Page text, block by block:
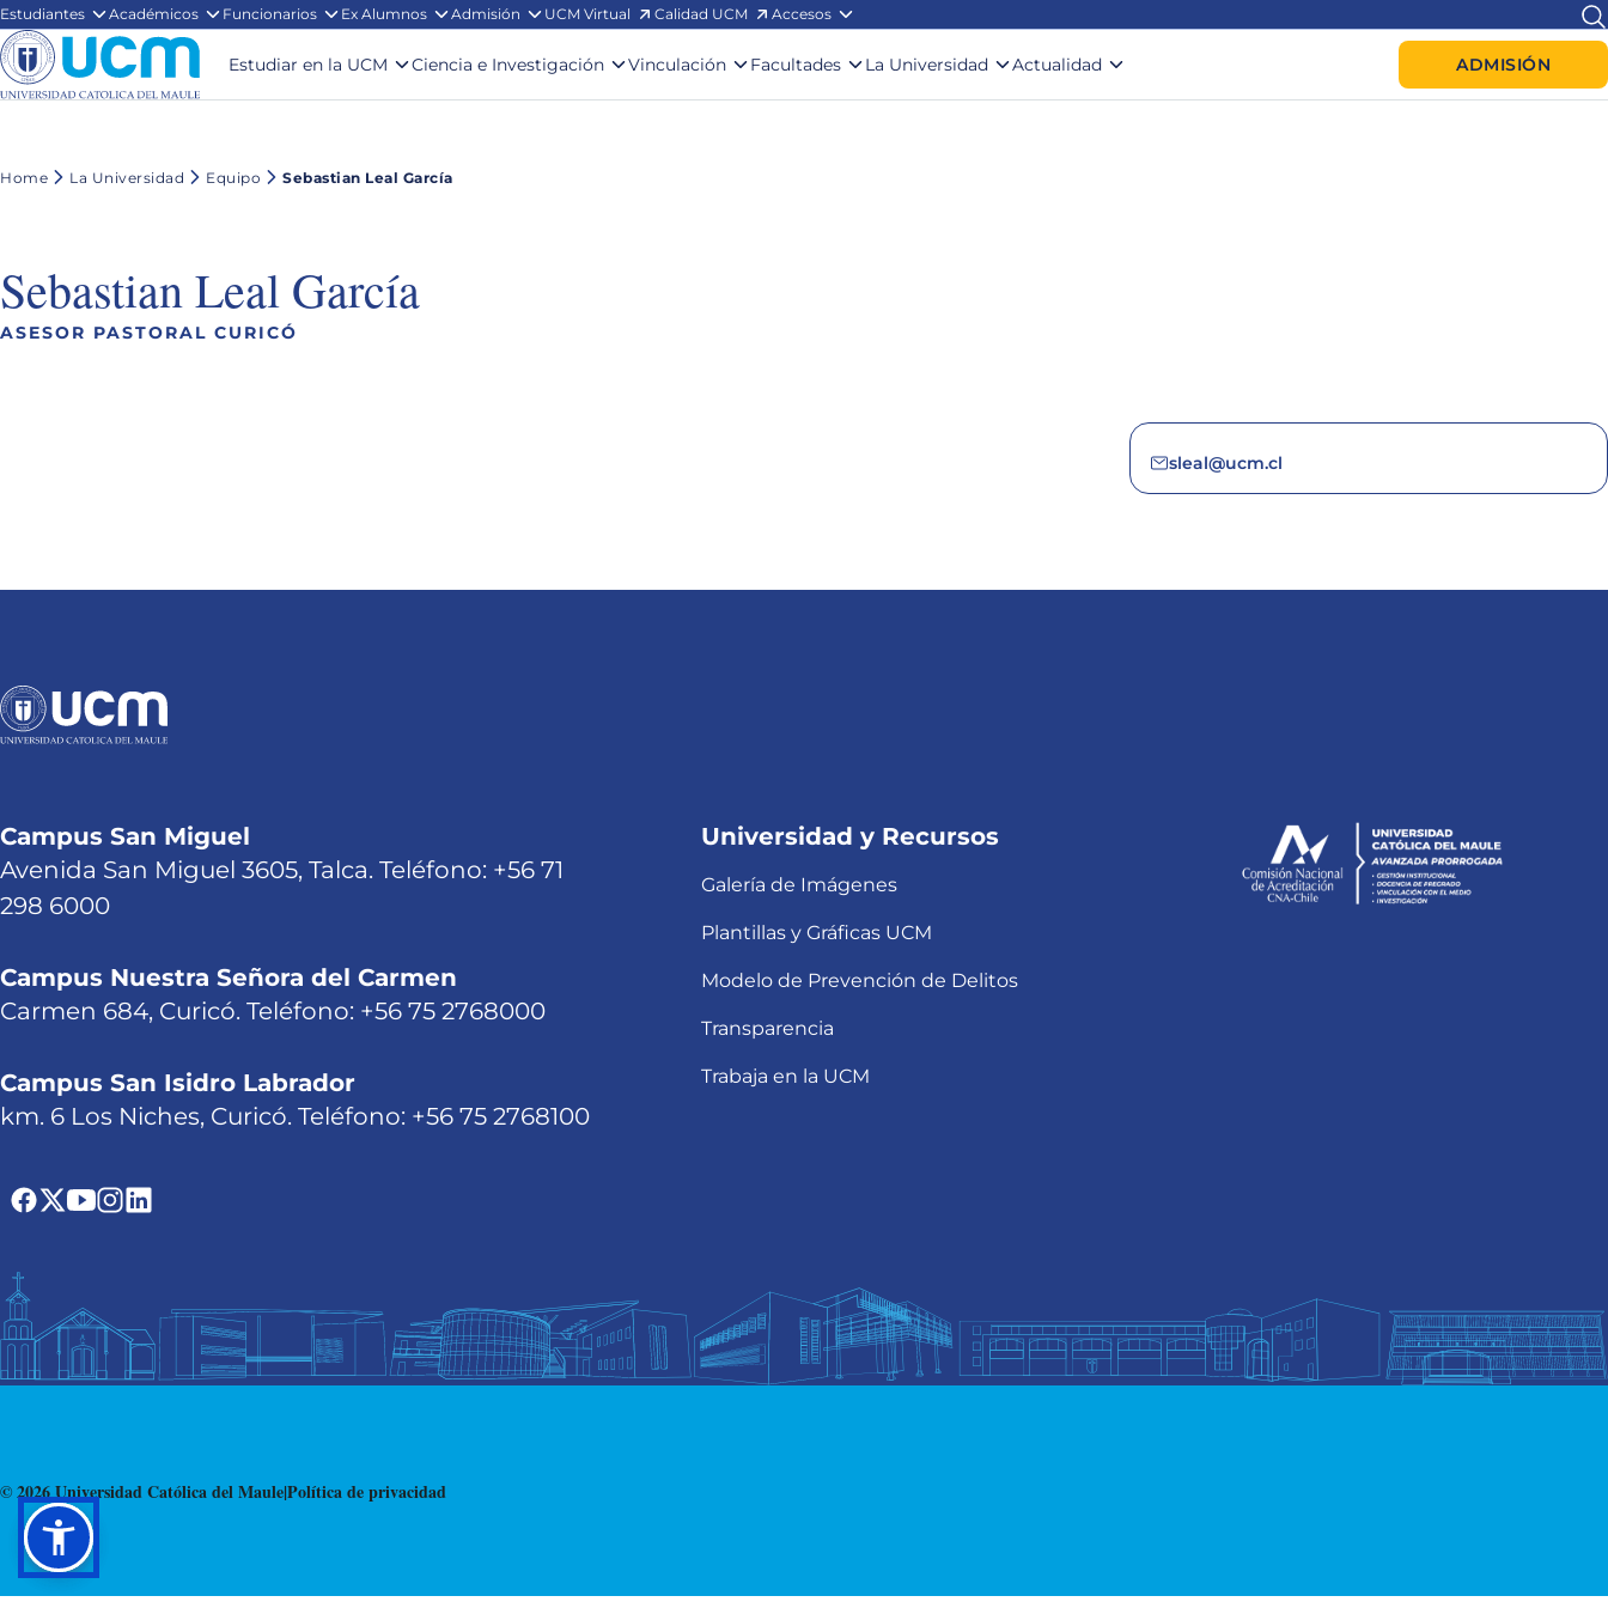
Estudiantes Académicos Funcionarios Ex Alumnos Admisión UCM Virtual Calidad UCM Accesos
Estudiar en la UCM Ciencia e Investigación Vinculación Facultades La Universidad Actualidad ADMISIÓN
Home La Universidad Equipo Sebastian Leal García
Sebastian Leal García
ASESOR PASTORAL CURICÓ
sleal@ucm.cl
Campus San Miguel
Avenida San Miguel 3605, Talca. Teléfono: +56 71
298 6000
Campus Nuestra Señora del Carmen
Carmen 684, Curicó. Teléfono: +56 75 2768000
Campus San Isidro Labrador
km. 6 Los Niches, Curicó. Teléfono: +56 75 2768100
Universidad y Recursos
Galería de Imágenes
Plantillas y Gráficas UCM
Modelo de Prevención de Delitos
Transparencia
Trabaja en la UCM
© 2026 Universidad Católica del Maule|Política de privacidad